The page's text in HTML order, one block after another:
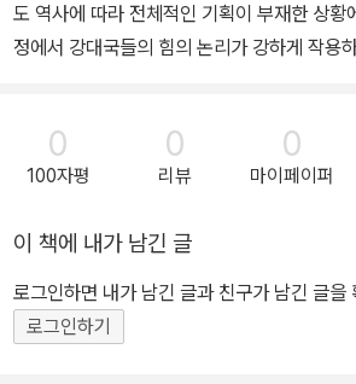
도 역사에 따라 전체적인 기획이 부재한 상황
정에서 강대국들의 힘의 논리가 강하게 작용
법 중 영국의 국제정치학자 로젠버그
등결합발전론’에 근거하여 30년전쟁(1618-
에서 전환점 역할을 한 역사적 사건으로 알려
그의 불균등결합발전론에 관해 간략히 소개
에 관련하여 전쟁의 기원을 경제발전 경로의
족 관계의 불균등성, 유럽-오스만제국 발전경
0
100자평
0
리뷰
0
마이페이퍼
이 책에 내가 남긴 글
로그인하면 내가 남긴 글과 친구가 남긴 글을
로그인하기